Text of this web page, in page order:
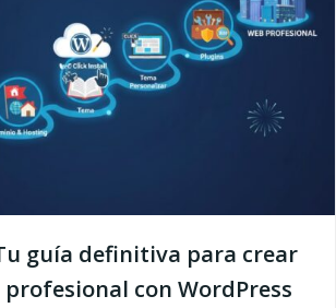
Tu guía definitiva para crear
con WordPress